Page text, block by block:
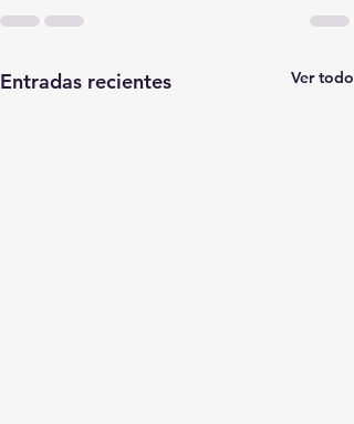
Entradas recientes Ver todo